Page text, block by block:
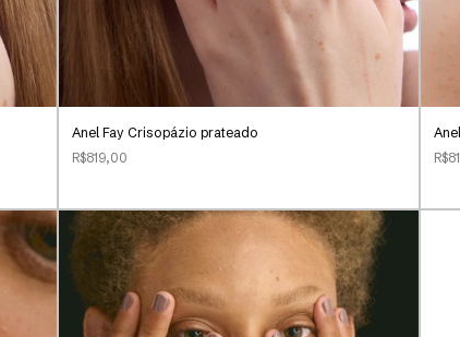
Anel Fay Crisopázio prateado
R$819,00